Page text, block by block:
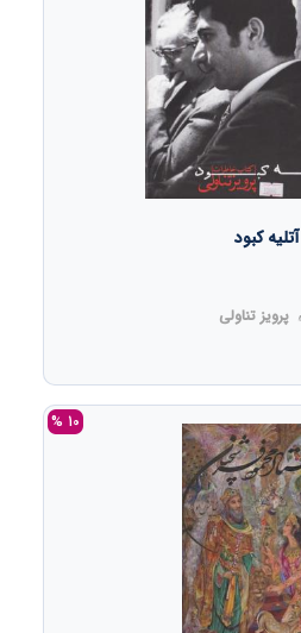
آتلیه کبود
پرویز تناولی
10 %